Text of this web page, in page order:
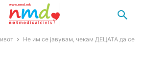
Не им се јавувам, чекам ДЕЦАТА да се